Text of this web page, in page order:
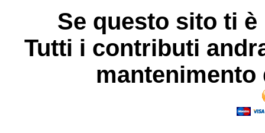
Se questo sito ti
Tutti i contributi